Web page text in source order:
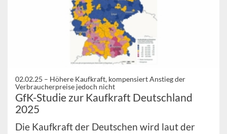
02.02.25 – Höhere Kaufkraft, kompensiert Anstieg der
Verbraucherpreise jedoch nicht
GfK-Studie zur Kaufkraft Deutschland
2025
Die Kaufkraft der Deutschen wird laut der